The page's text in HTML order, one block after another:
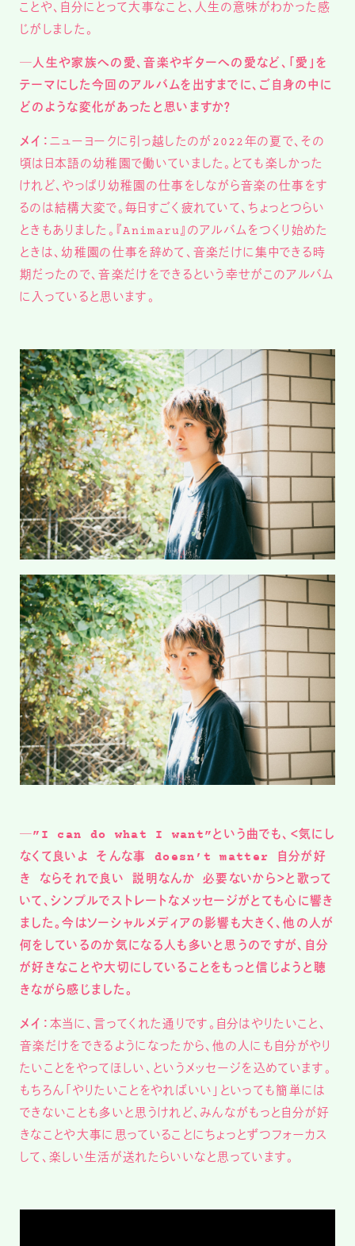
ことや、自分にとって大事なこと、人生の意味がわかった感
じがしました。
─人生や家族への愛、音楽やギターへの愛など、「愛」を
テーマにした今回のアルバムを出すまでに、ご自身の中に
どのような変化があったと思いますか？
メイ：ニューヨークに引っ越したのが2022年の夏で、その
頃は日本語の幼稚園で働いていました。とても楽しかった
けれど、やっぱり幼稚園の仕事をしながら音楽の仕事をす
るのは結構大変で。毎日すごく疲れていて、ちょっとつらい
ときもありました。『Animaru』のアルバムをつくり始めた
ときは、幼稚園の仕事を辞めて、音楽だけに集中できる時
期だったので、音楽だけをできるという幸せがこのアルバム
に入っていると思います。
─”I can do what I want”という曲でも、＜気にし
なくて良いよ そんな事 doesn’t matter 自分が好
き ならそれで良い 説明なんか 必要ないから＞と歌って
いて、シンプルでストレートなメッセージがとても心に響き
ました。今はソーシャルメディアの影響も大きく、他の人が
何をしているのか気になる人も多いと思うのですが、自分
が好きなことや大切にしていることをもっと信じようと聴
きながら感じました。
メイ：本当に、言ってくれた通りです。自分はやりたいこと、
音楽だけをできるようになったから、他の人にも自分がやり
たいことをやってほしい、というメッセージを込めています。
もちろん「やりたいことをやればいい」といっても簡単には
できないことも多いと思うけれど、みんながもっと自分が好
きなことや大事に思っていることにちょっとずつフォーカス
して、楽しい生活が送れたらいいなと思っています。